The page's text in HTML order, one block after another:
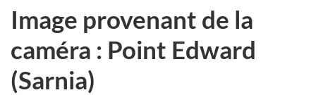
Image provenant de la
caméra : Point Edward
(Sarnia)